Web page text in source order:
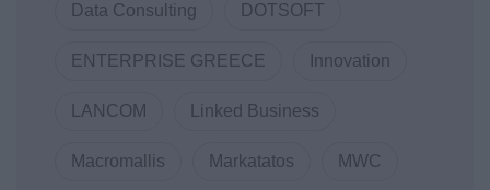
Data Consulting DOTSOFT
ENTERPRISE GREECE Innovation
LANCOM Linked Business
Macromallis Markatatos MWC